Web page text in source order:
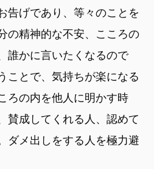
告げであり、等々のことを
の精神的な不安、こころの
誰かに言いたくなるので
ことで、気持ちが楽になる
ろの内を他人に明かす時
賛成してくれる人、認めて
ダメ出しをする人を極力避